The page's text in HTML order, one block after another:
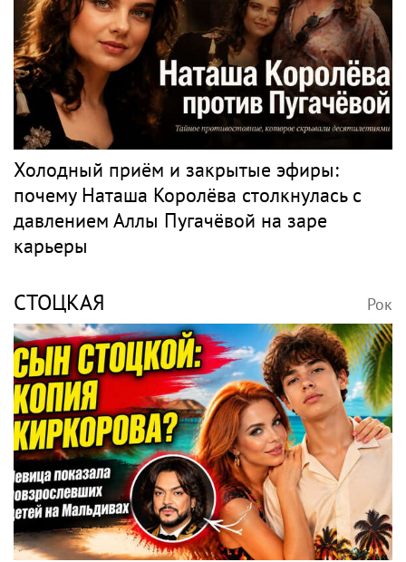
Холодный приём и закрытые эфиры:
почему Наташа Королёва столкнулась с
давлением Аллы Пугачёвой на заре
карьеры
СТОЦКАЯ Рок